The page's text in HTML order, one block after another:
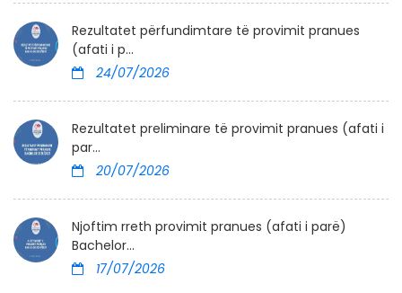
Rezultatet përfundimtare të provimit pranues
(afati i p...
24/07/2026
Rezultatet preliminare të provimit pranues (afati i
par...
20/07/2026
Njoftim rreth provimit pranues (afati i parë)
Bachelor...
17/07/2026